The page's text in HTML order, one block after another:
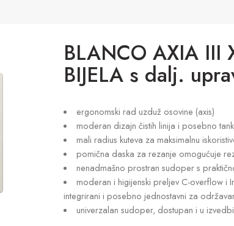
BLANCO AXIA III
BIJELA s dalj.
ergonomski rad uzduž osovine (axis)
moderan dizajn čistih linija i posebno
mali radius kuteva za maksimalnu
pomična daska za rezanje omogućuje
nenadmašno prostran sudoper s
moderan i higijenski preljev C-overflow i
integrirani i posebno jednostavni za
univerzalan sudoper, dostupan i u